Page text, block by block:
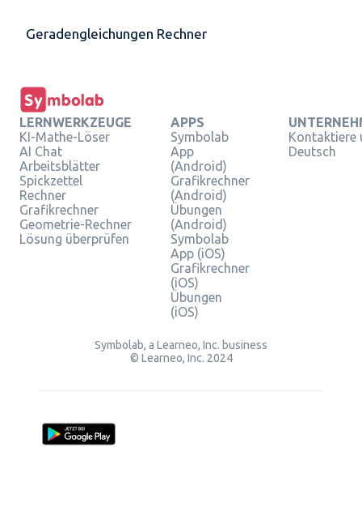
Geradengleichungen Rechner
LERNWERKZEUGE
KI-Mathe-Löser
AI Chat
Arbeitsblätter
Spickzettel
Rechner
Grafikrechner
Geometrie-Rechner
Lösung überprüfen
APPS
Symbolab
App
(Android)
Grafikrechner
(Android)
Übungen
(Android)
Symbolab
App (iOS)
Grafikrechner
(iOS)
Übungen
(iOS)
Kontaktiere
Deutsch
Symbolab, a Learneo, Inc. business
© Learneo, Inc. 2024